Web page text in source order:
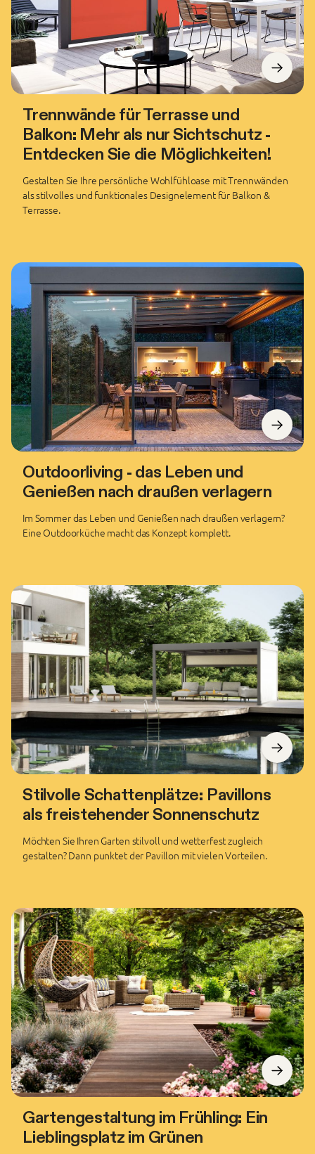
Trennwände für Terrasse und
Balkon: Mehr als nur Sichtschutz -
Entdecken Sie die Möglichkeiten!
Gestalten Sie Ihre persönliche Wohlfühloase mit Trennwänden
als stilvolles und funktionales Designelement für Balkon &
Terrasse.
Outdoorliving - das Leben und
Genießen nach draußen verlagern
Im Sommer das Leben und Genießen nach draußen verlagern?
Eine Outdoorküche macht das Konzept komplett.
Stilvolle Schattenplätze: Pavillons
als freistehender Sonnenschutz
Möchten Sie Ihren Garten stilvoll und wetterfest zugleich
gestalten? Dann punktet der Pavillon mit vielen Vorteilen.
Gartengestaltung im Frühling: Ein
Lieblingsplatz im Grünen